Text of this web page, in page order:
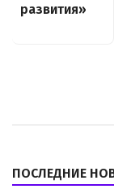
развития»
ПОСЛЕДНИЕ